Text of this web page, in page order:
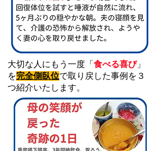
大切な人にもう一度「 食べる喜び」
を完全側臥位で取り戻した事例を３
つ紹介いたします。